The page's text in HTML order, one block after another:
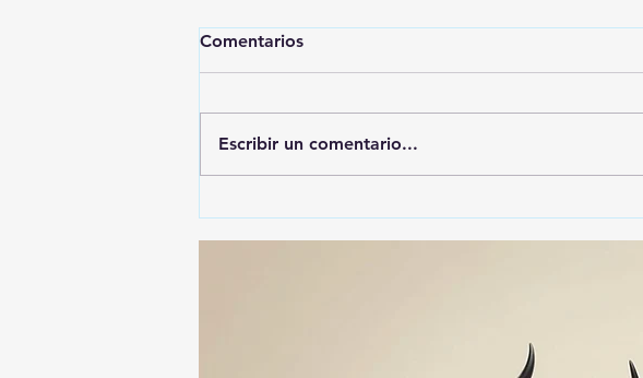
🚨🚔 CAPTURAN EN PUEBLA
A PRESUNTO
🚨🏛️
Comentarios
Escribir un comentario...